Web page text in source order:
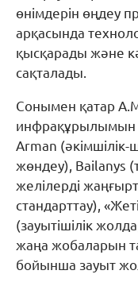
өнімдерін өңдеу
арқасында
қысқарады және
сақталады.
Сонымен қатар
инфрақұрылымын
Arman
жөндеу), Bailanys
желілерді
стандарттау),
(зауытішілік
жаңа жобаларын
бойынша зауыт